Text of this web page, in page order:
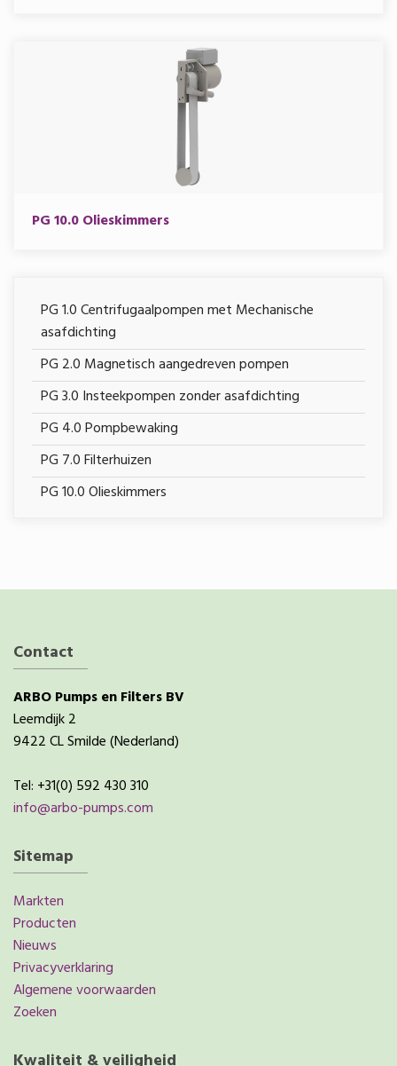
PG 10.0 Olieskimmers
PG 1.0 Centrifugaalpompen met Mechanische
asafdichting
PG 2.0 Magnetisch aangedreven pompen
PG 3.0 Insteekpompen zonder asafdichting
PG 4.0 Pompbewaking
PG 7.0 Filterhuizen
PG 10.0 Olieskimmers
Contact
ARBO Pumps en Filters BV
Leemdijk 2
9422 CL Smilde (Nederland)
Tel: +31(0) 592 430 310
info@arbo-pumps.com
Sitemap
Markten
Producten
Nieuws
Privacyverklaring
Algemene voorwaarden
Zoeken